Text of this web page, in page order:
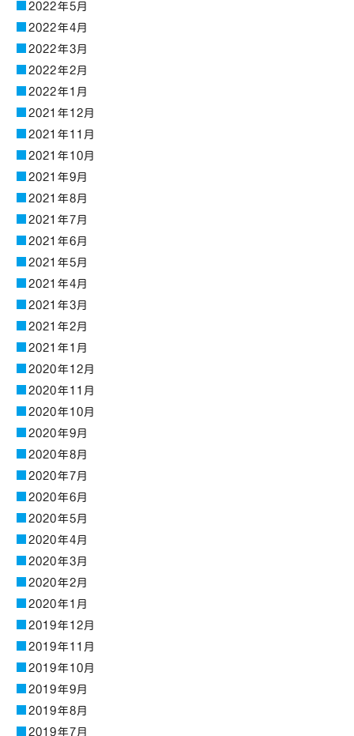
2022年5月
2022年4月
2022年3月
2022年2月
2022年1月
2021年12月
2021年11月
2021年10月
2021年9月
2021年8月
2021年7月
2021年6月
2021年5月
2021年4月
2021年3月
2021年2月
2021年1月
2020年12月
2020年11月
2020年10月
2020年9月
2020年8月
2020年7月
2020年6月
2020年5月
2020年4月
2020年3月
2020年2月
2020年1月
2019年12月
2019年11月
2019年10月
2019年9月
2019年8月
2019年7月